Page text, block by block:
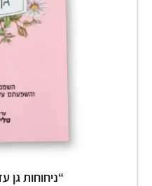
“ניחוחות גן